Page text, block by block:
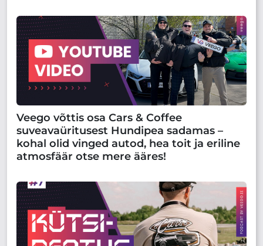
Veego võttis osa Cars & Coffee
suveavaüritusest Hundipea sadamas –
kohal olid vinged autod, hea toit ja eriline
atmosfäär otse mere ääres!